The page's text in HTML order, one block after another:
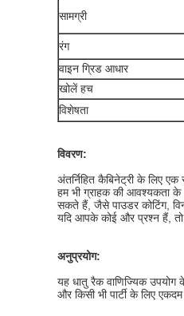
सामग्री
रंग
वाइन ग्रिड आधार
खोलें हच
विशेषता
विवरण:
अंतर्निहित कैबिनेट्री के लिए
हम भी ग्राहक की आवश्यकता
सकते हैं, जैसे पाउडर कोटिंग,
यदि आपके कोई और प्रश्न हैं,
अनुप्रयोग:
यह धातु रैक वाणिज्यिक उपयोग
और किसी भी पार्टी के लिए एकदम